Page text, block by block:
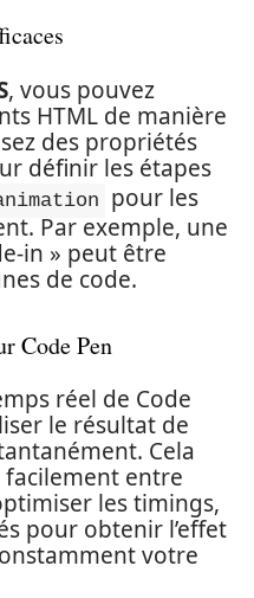
, vous pouvez
HTML de manière
des propriétés
définir les étapes
pour les
Par exemple, une
in » peut être
de code.
Code Pen
réel de Code
le résultat de
Cela
entre
les timings,
pour obtenir l’effet
votre